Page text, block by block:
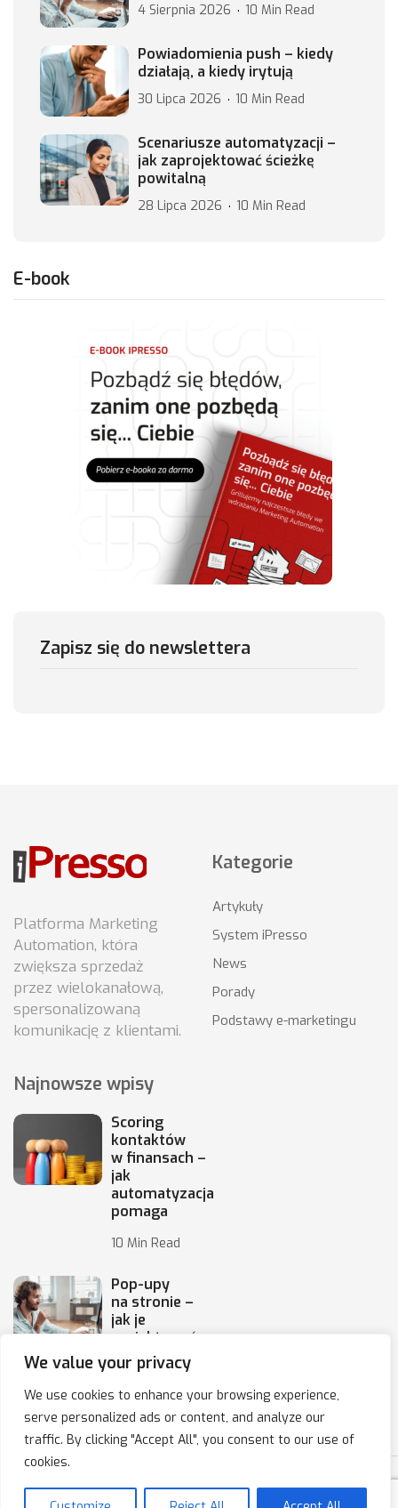
We value your privacy
We use cookies to enhance your browsing experience,
serve personalized ads or content, and analyze our
traffic. By clicking "Accept All", you consent to our use of
cookies.
4 Sierpnia 2026 10 Min Read
Powiadomienia push – kiedy
działają, a kiedy irytują
30 Lipca 2026 10 Min Read
Scenariusze automatyzacji –
jak zaprojektować ścieżkę
powitalną
28 Lipca 2026 10 Min Read
E-book
Zapisz się do newslettera
Platforma Marketing
Automation, która
zwiększa sprzedaż
przez wielokanałową,
spersonalizowaną
komunikację z klientami.
Kategorie
Artykuły
System iPresso
News
Porady
Podstawy e-marketingu
Najnowsze wpisy
Scoring
kontaktów
w finansach –
jak
automatyzacja
pomaga
10 Min Read
Pop-upy
na stronie –
jak je
projektować,
by
10 Min Read
Copyright © 2020-2025 IPresso S.A. Marketing Automation